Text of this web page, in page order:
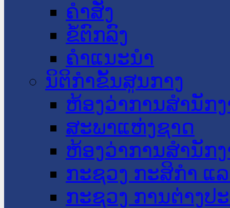
ຄໍາສັ່ງ
ຂໍ້ຕົກລົງ
ຄໍາແນະນໍາ
ນິຕິກໍາຂັ້ນສູນກາງ
ຫ້ອງວ່າການສໍານັກ
ສະພາແຫ່ງຊາດ
ຫ້ອງວ່າການສຳນັກ
ກະຊວງ ກະສິກຳ ແ
ກະຊວງ ການຕ່າງປ